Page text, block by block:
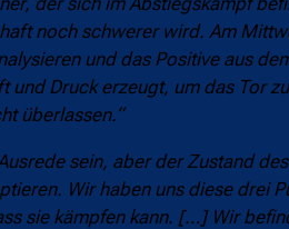
noch schwerer wird. Am
und das Positive aus
Druck erzeugt, um das Tor
überlassen.“
sein, aber der Zustand
Wir haben uns diese drei
sie kämpfen kann. […] Wir